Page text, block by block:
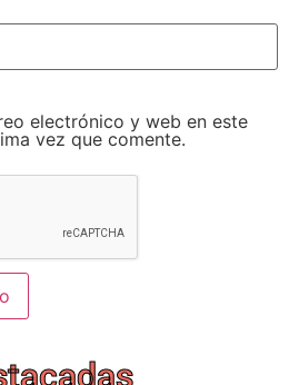
electrónico y web en este
vez que comente.